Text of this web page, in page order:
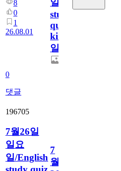
8
0
1
26.08.01
0
댓글
일/English
study
quiz
king769
일
196705
7월26일
일요
일/English
7
월